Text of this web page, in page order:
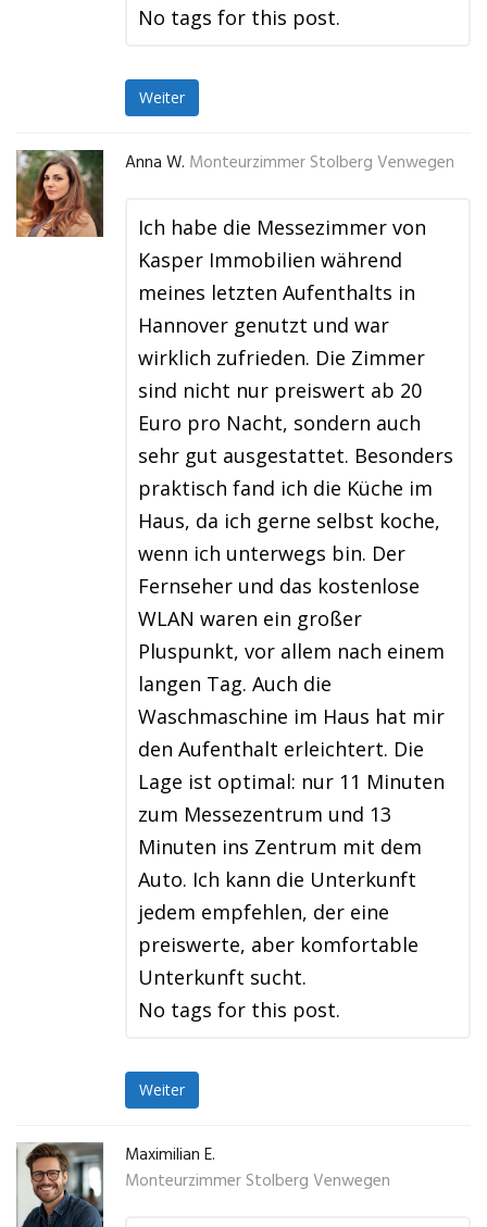
No tags for this post.
Weiter
Anna W. Monteurzimmer Stolberg Venwegen
Ich habe die Messezimmer von
Kasper Immobilien während
meines letzten Aufenthalts in
Hannover genutzt und war
wirklich zufrieden. Die Zimmer
sind nicht nur preiswert ab 20
Euro pro Nacht, sondern auch
sehr gut ausgestattet. Besonders
praktisch fand ich die Küche im
Haus, da ich gerne selbst koche,
wenn ich unterwegs bin. Der
Fernseher und das kostenlose
WLAN waren ein großer
Pluspunkt, vor allem nach einem
langen Tag. Auch die
Waschmaschine im Haus hat mir
den Aufenthalt erleichtert. Die
Lage ist optimal: nur 11 Minuten
zum Messezentrum und 13
Minuten ins Zentrum mit dem
Auto. Ich kann die Unterkunft
jedem empfehlen, der eine
preiswerte, aber komfortable
Unterkunft sucht.
No tags for this post.
Weiter
Maximilian E.
Monteurzimmer Stolberg Venwegen